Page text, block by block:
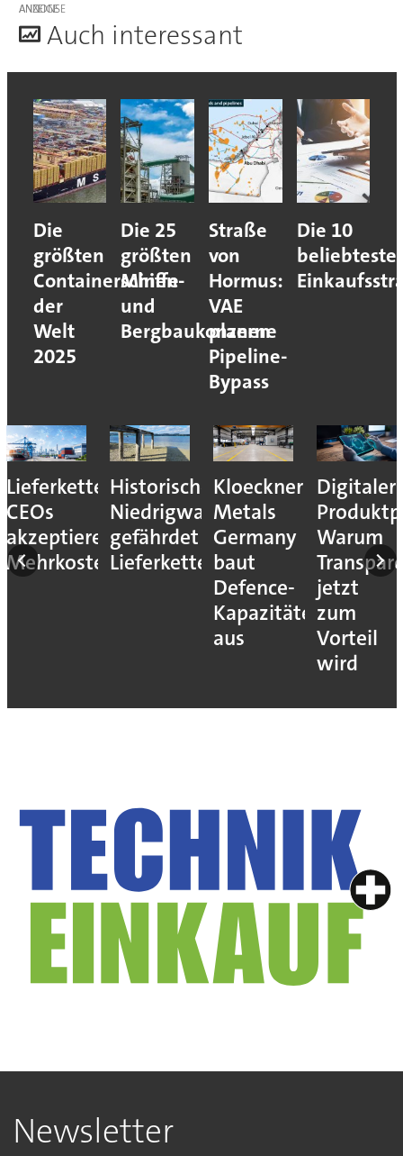
ANZEIGE
Auch interessant
Die
größten
Containerschiffe
der
Welt
2025
Die 25
größten
Minen-
und
Bergbaukonzerne
Straße
von
Hormus:
VAE
planen
Pipeline-
Bypass
Die 10
Lieferkettenresilienz:
CEOs
akzeptieren
Mehrkosten
Historisches
Niedrigwasser
gefährdet
Lieferketten
Kloeckner
Metals
Germany
baut
Defence-
Kapazitäten
aus
Digitaler
Warum
jetzt
zum
Vorteil
wird
Newsletter